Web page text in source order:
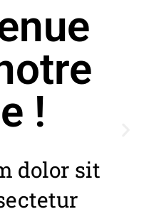
!
dolor sit